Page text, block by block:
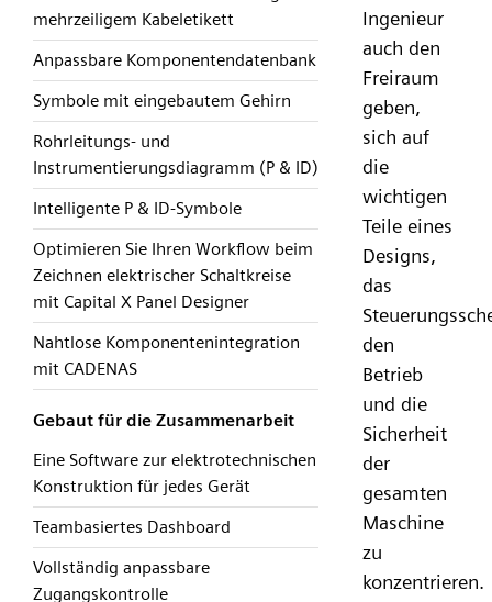
mehrzeiligem Kabeletikett
Anpassbare Komponentendatenbank
Symbole mit eingebautem Gehirn
Rohrleitungs- und
Instrumentierungsdiagramm (P & ID)
Intelligente P & ID-Symbole
Optimieren Sie Ihren Workflow beim
Zeichnen elektrischer Schaltkreise
mit Capital X Panel Designer
Nahtlose Komponentenintegration
mit CADENAS
Gebaut für die Zusammenarbeit
Eine Software zur elektrotechnischen
Konstruktion für jedes Gerät
Teambasiertes Dashboard
Vollständig anpassbare
Zugangskontrolle
Ingenieur
auch den
Freiraum
geben,
sich auf
die
wichtigen
Teile eines
Designs,
das
den
Betrieb
und die
Sicherheit
der
gesamten
Maschine
zu
konzentrieren.